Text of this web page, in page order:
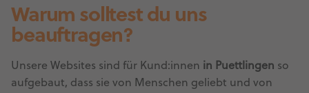
Warum solltest du uns
beauftragen?
Unsere Websites sind für Kund:innen in Puettlingen so
aufgebaut, dass sie von Menschen geliebt und von